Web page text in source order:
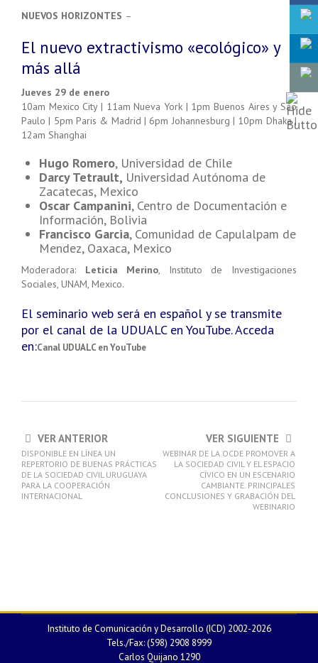
NUEVOS HORIZONTES –
El nuevo extractivismo «ecológico» y
más allá
Jueves 29 de enero
10am Mexico City | 11am Nueva York | 1pm Buenos Aires y São
Paulo | 5pm Paris & Madrid | 6pm Johannesburg | 10pm Dhaka |
12am Shanghai
Hugo Romero, Universidad de Chile
Darcy Tetrault, Universidad Autónoma de
Zacatecas, Mexico
Oscar Campanini, Centro de Documentación e
Información, Bolivia
Francisco Garcia, Comunidad de Capulalpam de
Mendez, Oaxaca, Mexico
Moderadora: Leticia Merino, Instituto de Investigaciones
Sociales, UNAM, Mexico.
El seminario web será en español y se transmite
por el canal de la UDUALC en YouTube. Acceda
en:Canal UDUALC en YouTube
VER ANTERIOR
DISPONIBLE EN LÍNEA UN
REPERTORIO DE BUENAS PRÁCTICAS
DE LA SOCIEDAD CIVIL URUGUAYA
PARA LA COOPERACIÓN
INTERNACIONAL
VER SIGUIENTE
WEBINAR DE LA OCDE PROMOVER A
LA SOCIEDAD CIVIL Y EL ESPACIO
CÍVICO EN UN ESCENARIO
CAMBIANTE. PRINCIPALES
CONCLUSIONES Y GRABACIÓN DEL
WEBINARIO
Instituto de Comunicación y Desarrollo (ICD) 2002-2026
Tels./Fax: (598) 2908 8999
Carlos Quijano 1290